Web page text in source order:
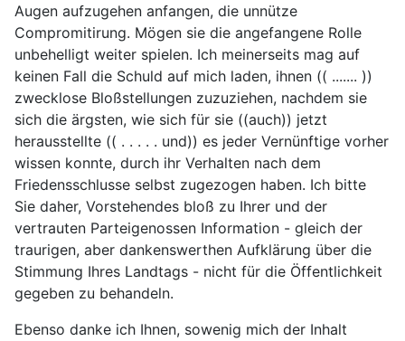
Augen aufzugehen anfangen, die unnütze
Compromitirung. Mögen sie die angefangene Rolle
unbehelligt weiter spielen. Ich meinerseits mag auf
keinen Fall die Schuld auf mich laden, ihnen (( ....... ))
zwecklose Bloßstellungen zuzuziehen, nachdem sie
sich die ärgsten, wie sich für sie ((auch)) jetzt
herausstellte (( . . . . . und)) es jeder Vernünftige vorher
wissen konnte, durch ihr Verhalten nach dem
Friedensschlusse selbst zugezogen haben. Ich bitte
Sie daher, Vorstehendes bloß zu Ihrer und der
vertrauten Parteigenossen Information - gleich der
traurigen, aber dankenswerthen Aufklärung über die
Stimmung Ihres Landtags - nicht für die Öffentlichkeit
gegeben zu behandeln.
Ebenso danke ich Ihnen, sowenig mich der Inhalt